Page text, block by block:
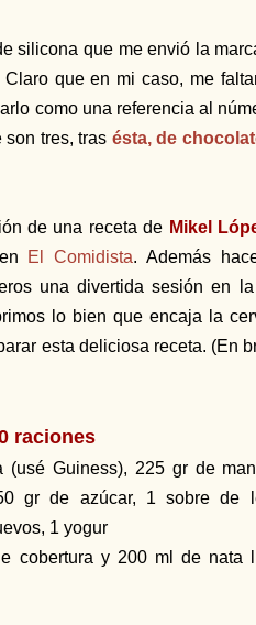
silicona que me envió la
que en mi caso, me
como una referencia al
tres, tras ésta, de
de una receta de Mikel
El Comidista. Además
una divertida sesión en
lo bien que encaja la
esta deliciosa receta. (En
raciones
Guiness), 225 gr de
gr de azúcar, 1 sobre de
1 yogur
cobertura y 200 ml de nata